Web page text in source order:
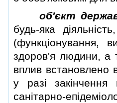
об'єкт
будь-яка
(функцiонування,
здоров'я людини, а
вплив встановлено
у разi закiнчення
санiтарно-